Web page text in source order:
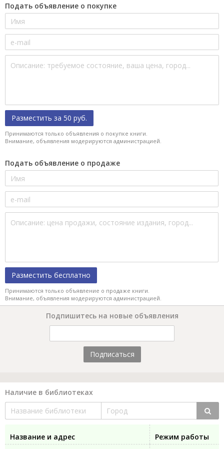
Подать объявление о покупке
Разместить за 50 руб.
Принимаются только объявления о покупке книги.
Внимание, объявления модерируются администрацией.
Подать объявление о продаже
Разместить бесплатно
Принимаются только объявление о продаже книги.
Внимание, объявления модерируются администрацией.
Подпишитесь на новые объявления
Подписаться
Наличие в библиотеках
Название и адрес
Режим работы